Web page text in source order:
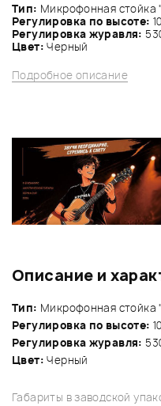
Тип: Микрофонная стойка
Регулировка по высоте:
Регулировка журавля:
Цвет: Черный
Подробное описание
Описание и
Тип: Микрофонная стойка
Регулировка по высоте:
Регулировка журавля:
Цвет: Черный
Габариты в заводской